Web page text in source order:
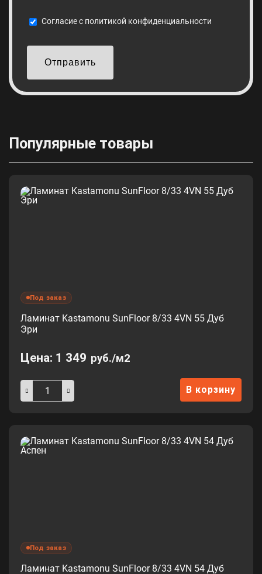
Cогласие с политикой конфиденциальности
Отправить
Популярные товары
Под заказ
Ламинат Kastamonu SunFloor 8/33 4VN 55 Дуб
Эри
Цена: 1 349 руб./м2
В корзину
Под заказ
Ламинат Kastamonu SunFloor 8/33 4VN 54 Дуб